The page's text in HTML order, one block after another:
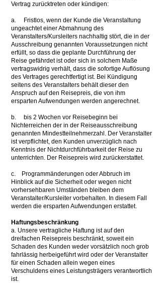
Vertrag zurücktreten oder kündigen:
a. Fristlos, wenn der Kunde die Veranstaltung
ungeachtet einer Abmahnung des
Veranstalters/Kursleiters nachhaltig stört, die in der
Ausschreibung genannten Voraussetzungen nicht
erfüllt, so dass die geplante Durchführung der
Reise gefährdet ist oder sich in solchem Maße
vertragswidrig verhält, dass die sofortige Auflösung
des Vertrages gerechtfertigt ist. Bei Kündigung
seitens des Veranstalters behält dieser den
Anspruch auf den Reisepreis, die von ihm
ersparten Aufwendungen werden angerechnet.
b. bis 2 Wochen vor Reisebeginn bei
Nichterreichen der in der Reiseausschreibung
genannten Mindestteilnehmerzahl. Der Veranstalter
ist verpflichtet, den Kunden unverzüglich nach
Kenntnis der Nichtdurchführbarkeit der Reise zu
unterrichten. Der Reisepreis wird zurückerstattet.
c. Programmänderungen oder Abbruch im
Hinblick auf die Sicherheit oder wegen nicht
vorhersehbaren Umständen bleiben dem
Veranstalter/Kursleiter vorbehalten. In diesem Fall
werden die ersparten Aufwendungen erstattet.
Haftungsbeschränkung
a. Unsere vertragliche Haftung ist auf den
dreifachen Reisepreis beschränkt, soweit ein
Schaden des Kunden weder vorsätzlich noch grob
fahrlässig herbeigeführt wird oder der Veranstalter
für einen Schaden allein wegen eines
Verschuldens eines Leistungsträgers verantwortlich
ist.